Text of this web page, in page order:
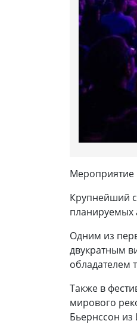
Мероприятие
Крупнейший
планируемых
Одним из
двукратным
обладателем
Также в
мирового
Бьернссон